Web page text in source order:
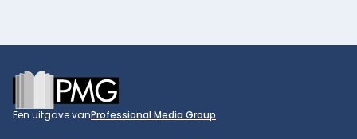
Footer
Een uitgave vanProfessional Media Group